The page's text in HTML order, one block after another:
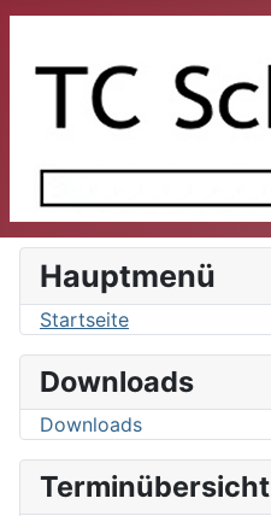
Hauptmenü
Startseite
Downloads
Downloads
Terminübersicht